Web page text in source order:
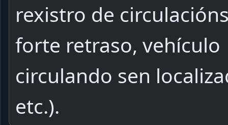
rexistro de
forte retraso, vehículo
circulando sen
etc.).